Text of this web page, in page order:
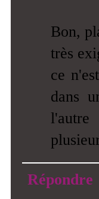
Bon,
très
ce
dans
Répondre